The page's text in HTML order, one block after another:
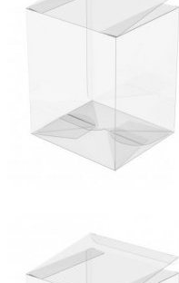
Comics
Market
Five Nights At Freddy's